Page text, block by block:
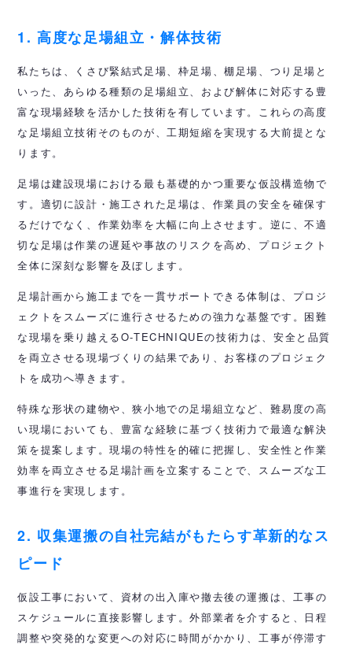
1. 高度な足場組立・解体技術
私たちは、くさび緊結式足場、枠足場、棚足場、つり足場と
いった、あらゆる種類の足場組立、および解体に対応する豊
富な現場経験を活かした技術を有しています。これらの高度
な足場組立技術そのものが、工期短縮を実現する大前提とな
ります。
足場は建設現場における最も基礎的かつ重要な仮設構造物で
す。適切に設計・施工された足場は、作業員の安全を確保す
るだけでなく、作業効率を大幅に向上させます。逆に、不適
切な足場は作業の遅延や事故のリスクを高め、プロジェクト
全体に深刻な影響を及ぼします。
足場計画から施工までを一貫サポートできる体制は、プロジ
ェクトをスムーズに進行させるための強力な基盤です。困難
な現場を乗り越えるO-TECHNIQUEの技術力は、安全と品質
を両立させる現場づくりの結果であり、お客様のプロジェク
トを成功へ導きます。
特殊な形状の建物や、狭小地での足場組立など、難易度の高
い現場においても、豊富な経験に基づく技術力で最適な解決
策を提案します。現場の特性を的確に把握し、安全性と作業
効率を両立させる足場計画を立案することで、スムーズな工
事進行を実現します。
2. 収集運搬の自社完結がもたらす革新的なス
ピード
仮設工事において、資材の出入庫や撤去後の運搬は、工事の
スケジュールに直接影響します。外部業者を介すると、日程
調整や突発的な変更への対応に時間がかかり、工事が停滞す